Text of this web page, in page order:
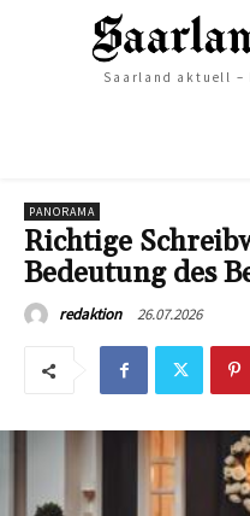
Saarland aktuell
PANORAMA
Richtige
Bedeutung des
redaktion 26.07.2026